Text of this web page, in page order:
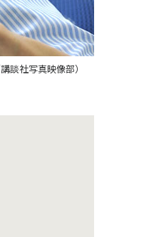
談社写真映像部）